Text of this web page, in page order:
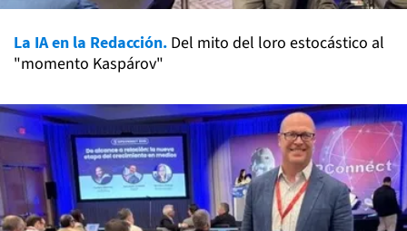
La IA en la Redacción. Del mito del loro estocástico al
"momento Kaspárov"